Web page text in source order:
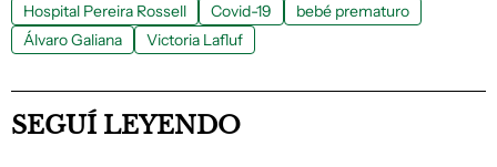
Hospital Pereira Rossell Covid-19
bebé prematuro
Álvaro Galiana
Victoria Lafluf
SEGUÍ LEYENDO